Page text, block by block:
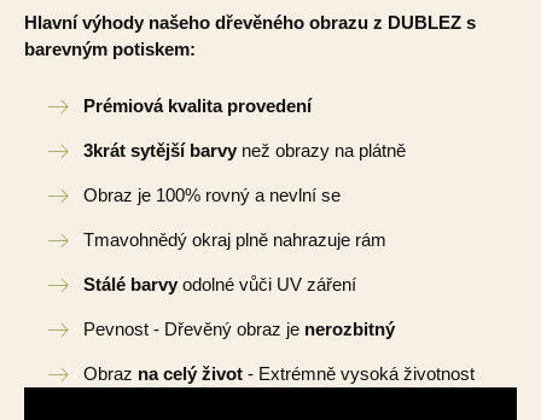
Hlavní výhody našeho dřevěného obrazu z DUBLEZ s
barevným potiskem:
Prémiová kvalita provedení
3krát sytější barvy než obrazy na plátně
Obraz je 100% rovný a nevlní se
Tmavohnědý okraj plně nahrazuje rám
Stálé barvy odolné vůči UV záření
Pevnost - Dřevěný obraz je nerozbitný
Obraz na celý život - Extrémně vysoká životnost